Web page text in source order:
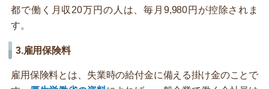
都で働く月収20万円の人は、毎月9,980円が控除されま
す。
3.雇用保険料
雇用保険料とは、失業時の給付金に備える掛け金のことで